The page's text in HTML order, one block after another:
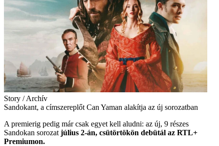
Story / Archív
Sandokant, a címszereplőt Can Yaman alakítja az új sorozatban
A premierig pedig már csak egyet kell aludni: az új, 9 részes
Sandokan sorozat július 2-án, csütörtökön debütál az RTL+
Premiumon.